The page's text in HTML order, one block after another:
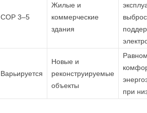
COP 3–5
Жилые и
коммерческие
здания
Варьируется
Новые и
реконструируемые
объекты
при